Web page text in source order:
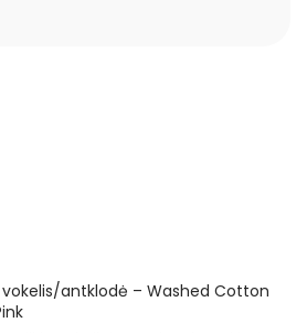
vokelis/antklodė – Washed Cotton